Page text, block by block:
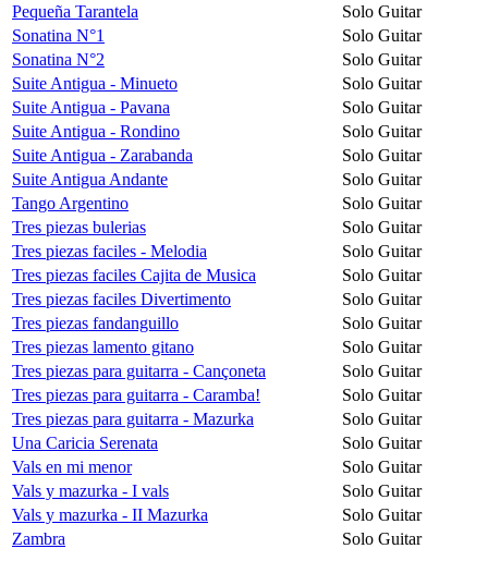
Pequeña Tarantela
Solo Guitar
Sonatina N°1
Solo Guitar
Sonatina N°2
Solo Guitar
Suite Antigua - Minueto
Solo Guitar
Suite Antigua - Pavana
Solo Guitar
Suite Antigua - Rondino
Solo Guitar
Suite Antigua - Zarabanda
Solo Guitar
Suite Antigua Andante
Solo Guitar
Tango Argentino
Solo Guitar
Tres piezas bulerias
Solo Guitar
Tres piezas faciles - Melodia
Solo Guitar
Tres piezas faciles Cajita de Musica
Solo Guitar
Tres piezas faciles Divertimento
Solo Guitar
Tres piezas fandanguillo
Solo Guitar
Tres piezas lamento gitano
Solo Guitar
Tres piezas para guitarra - Cançoneta
Solo Guitar
Tres piezas para guitarra - Caramba!
Solo Guitar
Tres piezas para guitarra - Mazurka
Solo Guitar
Una Caricia Serenata
Solo Guitar
Vals en mi menor
Solo Guitar
Vals y mazurka - I vals
Solo Guitar
Vals y mazurka - II Mazurka
Solo Guitar
Zambra
Solo Guitar